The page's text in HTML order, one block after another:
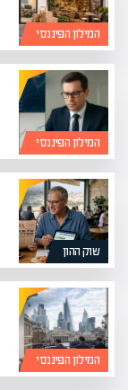
המילון הפיננסי
המילון הפיננסי
שוק ההון
המילון הפיננסי